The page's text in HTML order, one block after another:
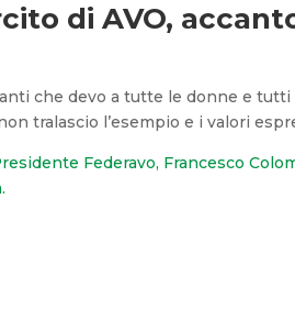
di AVO,
che devo a tutte le donne e tutti
tralascio l’esempio e i valori
Federavo, Francesco